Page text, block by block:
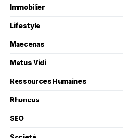
Immobilier
Lifestyle
Maecenas
Metus Vidi
Ressources Humaines
Rhoncus
SEO